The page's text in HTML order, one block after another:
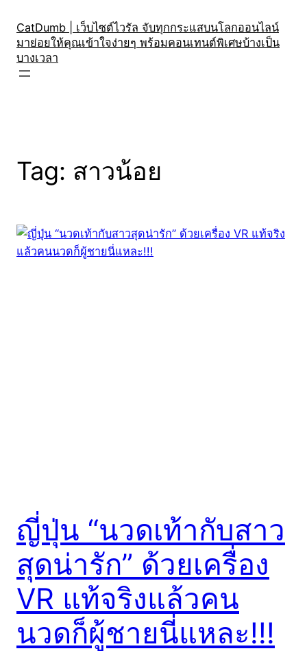
content
CatDumb | เว็บไซต์ไวรัล จับทุกกระแสบนโลกออนไลน์
มาย่อยให้คุณเข้าใจง่ายๆ พร้อมคอนเทนต์พิเศษบ้างเป็น
บางเวลา
Tag: สาวน้อย
ญี่ปุ่น “นวดเท้ากับสาว
สุดน่ารัก” ด้วยเครื่อง
VR แท้จริงแล้วคน
นวดก็ผู้ชายนี่แหละ!!!